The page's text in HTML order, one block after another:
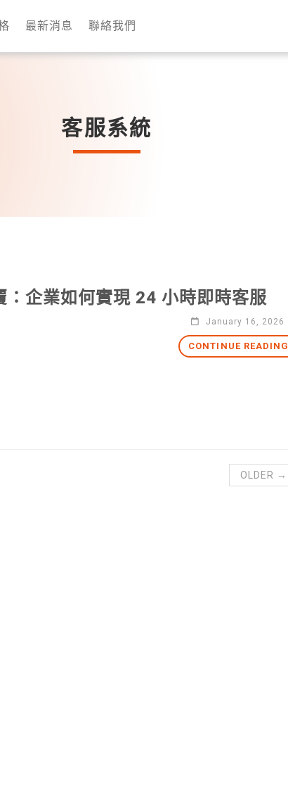
最新消息 聯絡我們
客服系統
：企業如何實現 24 小時即時客服
January 16, 2026
CONTINUE READING
OLDER →